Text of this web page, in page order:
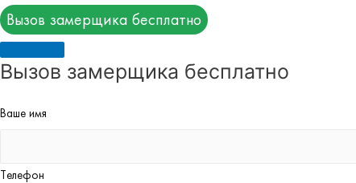
Вызов замерщика бесплатно
Вызов замерщика бесплатно
Ваше имя
Телефон